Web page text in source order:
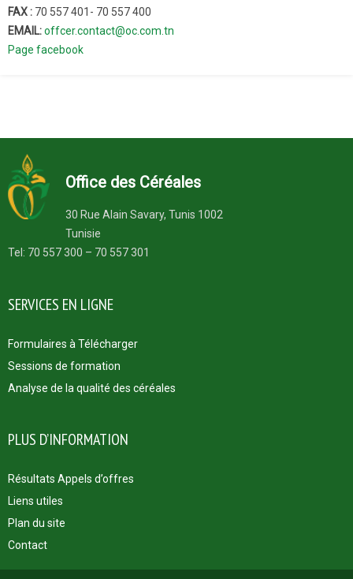
FAX : 70 557 401- 70 557 400
EMAIL:offcer.contact@oc.com.tn
Page facebook
Office des Céréales
30 Rue Alain Savary, Tunis 1002
Tunisie
Tel: 70 557 300 – 70 557 301
SERVICES EN LIGNE
Formulaires à Télécharger
Sessions de formation
Analyse de la qualité des céréales
PLUS D’INFORMATION
Résultats Appels d’offres
Liens utiles
Plan du site
Contact